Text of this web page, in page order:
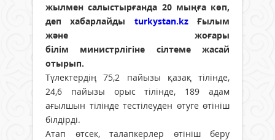
жылмен салыстырғанда 20 мыңға көп,
деп хабарлайды turkystan.kzҒылым
және жоғары
білім министрлігіне сілтеме жасай
отырып.
Түлектердің 75,2 пайызы қазақ тілінде,
24,6 пайызы орыс тілінде, 189 адам
ағылшын тілінде тестілеуден өтуге өтініш
білдірді.
Атап өтсек, талапкерлер өтініш беру